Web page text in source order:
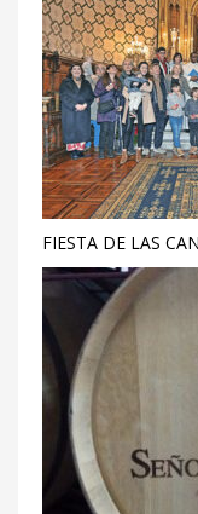
FIESTA DE LAS